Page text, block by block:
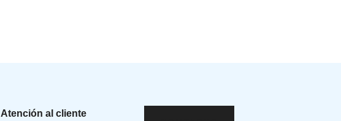
Atención al cliente